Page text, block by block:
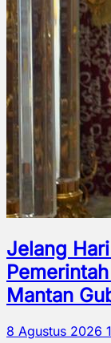
Jelang
Mantan
8 Agustus 2026